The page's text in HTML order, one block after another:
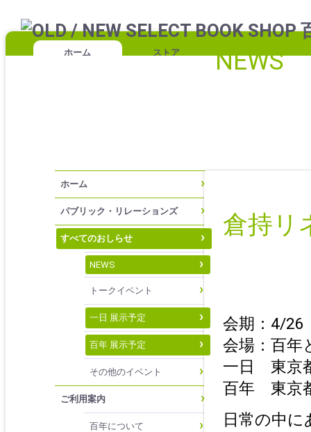
ホーム ストア NEWS
ホーム
パブリック・リレーションズ
すべてのおしらせ
NEWS
トークイベント
一日 展示予定
百年 展示予定
その他のイベント
ご利用案内
百年について
倉持
会期：4/26
会場：百
一日 東京
百年 東京
日常の中